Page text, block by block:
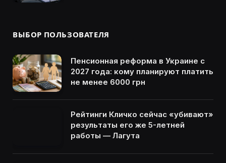
ВЫБОР ПОЛЬЗОВАТЕЛЯ
Пенсионная реформа в Украине с
2027 года: кому планируют платить
не менее 6000 грн
Рейтинги Кличко сейчас «убивают»
результаты его же 5-летней
работы — Лагута